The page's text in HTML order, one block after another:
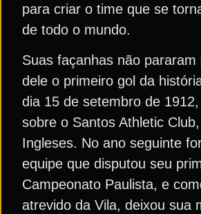
para criar o time que se
de todo o mundo.
Suas façanhas não pararam
dele o primeiro gol da
dia 15 de setembro de
sobre o Santos Athletic
Ingleses. No ano seguinte
equipe que disputou seu
Campeonato Paulista, e
atrevido da Vila, deixou sua